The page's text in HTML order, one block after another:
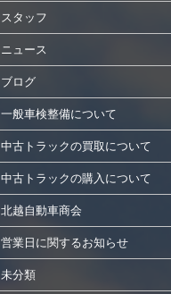
スタッフ
ニュース
ブログ
一般車検整備について
中古トラックの買取について
中古トラックの購入について
北越自動車商会
営業日に関するお知らせ
未分類